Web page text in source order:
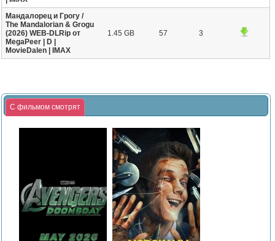
Мандалорец и Грогу /
The Mandalorian & Grogu
(2026) WEB-DLRip от
MegaPeer | D |
MovieDalen | IMAX
1.45 GB 57 3
С фильмом смотрят